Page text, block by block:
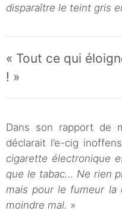
disparaître le teint gris
« Tout ce qui
! »
Dans son rapport de
déclarait l’e-cig
cigarette électronique
que le tabac… Ne rien
mais pour le fumeur la
moindre mal. »